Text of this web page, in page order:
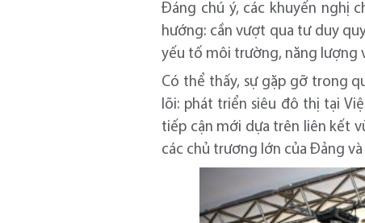
Đáng chú ý, các khuyến nghị
hướng: cần vượt qua tư duy
yếu tố môi trường, năng lượng
Có thể thấy, sự gặp gỡ trong
lõi: phát triển siêu đô thị tại
tiếp cận mới dựa trên liên kết
các chủ trương lớn của Đảng